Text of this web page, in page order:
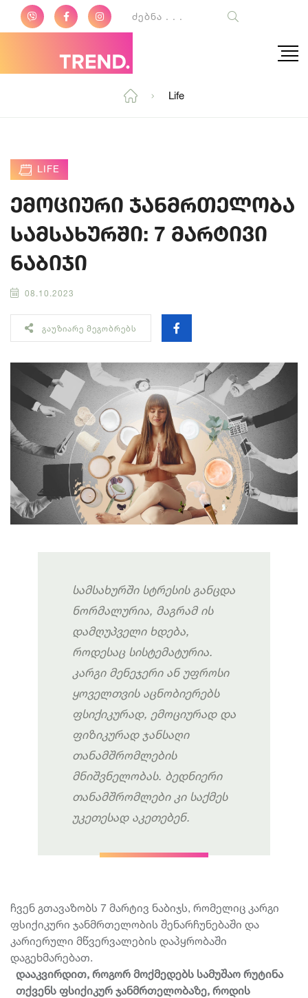
Life
LIFE
ემოციური ჯანმრთელობა
სამსახურში: 7 მარტივი
ნაბიჯი
08.10.2023
ᲒᲐᲣᲖᲘᲐᲠᲔ ᲛᲔᲒᲝᲑᲠᲔᲑᲡ
სამსახურში სტრესის განცდა
ნორმალურია, მაგრამ ის
დამღუპველი ხდება,
როდესაც სისტემატურია.
კარგი მენეჯერი ან უფროსი
ყოველთვის აცნობიერებს
ფსიქიკურად, ემოციურად და
ფიზიკურად ჯანსაღი
თანამშრომლების
მნიშვნელობას. ბედნიერი
თანამშრომლები კი საქმეს
უკეთესად აკეთებენ.
ჩვენ გთავაზობს 7 მარტივ ნაბიჯს, რომელიც კარგი
ფსიქიკური ჯანმრთელობის შენარჩუნებაში და
კარიერული მწვერვალების დაპყრობაში
დაგეხმარებათ.
დააკვირდით, როგორ მოქმედებს სამუშაო რუტინა
თქვენს ფსიქიკურ ჯანმრთელობაზე, როდის